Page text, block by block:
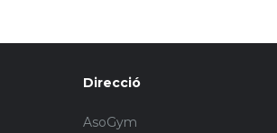
Direcció
AsoGym